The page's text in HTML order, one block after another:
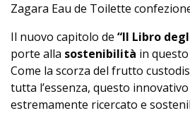
Zagara Eau de Toilette
Il nuovo capitolo de “Il Libro
porte alla sostenibilità in
Come la scorza del frutto
tutta l’essenza, questo
estremamente ricercato e